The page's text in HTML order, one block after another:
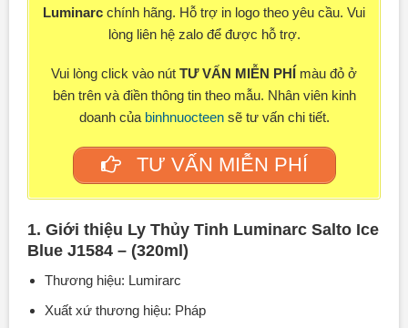
Luminarc chính hãng. Hỗ trợ in logo theo yêu cầu. Vui
lòng liên hệ zalo để được hỗ trợ.
Vui lòng click vào nút TƯ VẤN MIỄN PHÍ màu đỏ ở
bên trên và điền thông tin theo mẫu. Nhân viên kinh
doanh củabinhnuocteensẽ tư vấn chi tiết.
TƯ VẤN MIỄN PHÍ
1. Giới thiệu Ly Thủy Tinh Luminarc Salto Ice
Blue J1584 – (320ml)
Thương hiệu: Lumirarc
Xuất xứ thương hiệu: Pháp